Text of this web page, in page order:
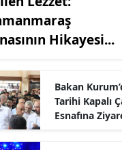
Hikayesi...
Bakan
Tarihi Kapalı
Esnafına